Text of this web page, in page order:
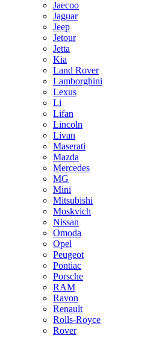
Jaecoo
Jaguar
Jeep
Jetour
Jetta
Kia
Land Rover
Lamborghini
Lexus
Li
Lifan
Lincoln
Livan
Maserati
Mazda
Mercedes
MG
Mini
Mitsubishi
Moskvich
Nissan
Omoda
Opel
Peugeot
Pontiac
Porsche
RAM
Ravon
Renault
Rolls-Royce
Rover